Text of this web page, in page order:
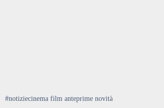
#notiziecinema film anteprime novità